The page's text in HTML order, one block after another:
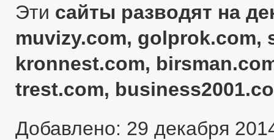
Эти сайты разводят на
muvizy.com, golprok.com,
kronnest.com,
trest.com,
Добавлено: 29 декабря